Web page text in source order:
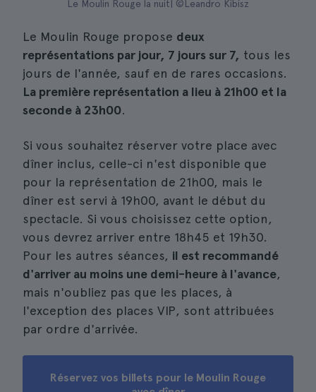
Le Moulin Rouge la nuit| ©Leandro Kibisz
Le Moulin Rouge propose deux
représentations par jour, 7 jours sur 7, tous les
jours de l'année, sauf en de rares occasions.
La première représentation a lieu à 21h00 et la
seconde à 23h00.
Si vous souhaitez réserver votre place avec
dîner inclus, celle-ci n'est disponible que
pour la représentation de 21h00, mais le
dîner est servi à 19h00, avant le début du
spectacle. Si vous choisissez cette option,
vous devrez arriver entre 18h45 et 19h30.
Pour les autres séances, il est recommandé
d'arriver au moins une demi-heure à l'avance,
mais n'oubliez pas que les places, à
l'exception des places VIP, sont attribuées
par ordre d'arrivée.
Réservez vos billets pour le Moulin Rouge